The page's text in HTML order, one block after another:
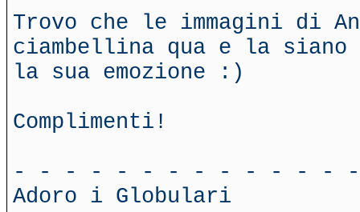
Trovo che le immagini di
ciambellina qua e la siano
la sua emozione :)
Complimenti!
- - - - - - - - - - - - -
Adoro i Globulari